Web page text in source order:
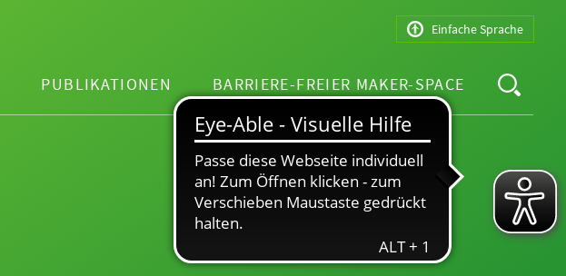
Einfache Sprache
PUBLIKATIONEN BARRIERE-FREIER MAKER-SPACE